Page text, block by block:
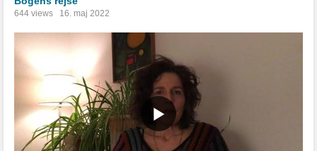
644 views 16. maj 2022